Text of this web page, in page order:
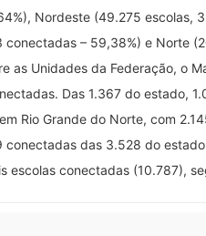
Nordeste (49.275 escolas,
conectadas – 59,38%) e Norte
as Unidades da Federação, o
Das 1.367 do estado,
Rio Grande do Norte, com
conectadas das 3.528 do
escolas conectadas (10.787),